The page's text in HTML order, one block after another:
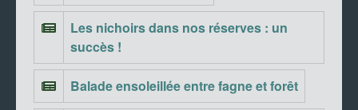
Les nichoirs dans nos réserves : un
succès !
Balade ensoleillée entre fagne et forêt